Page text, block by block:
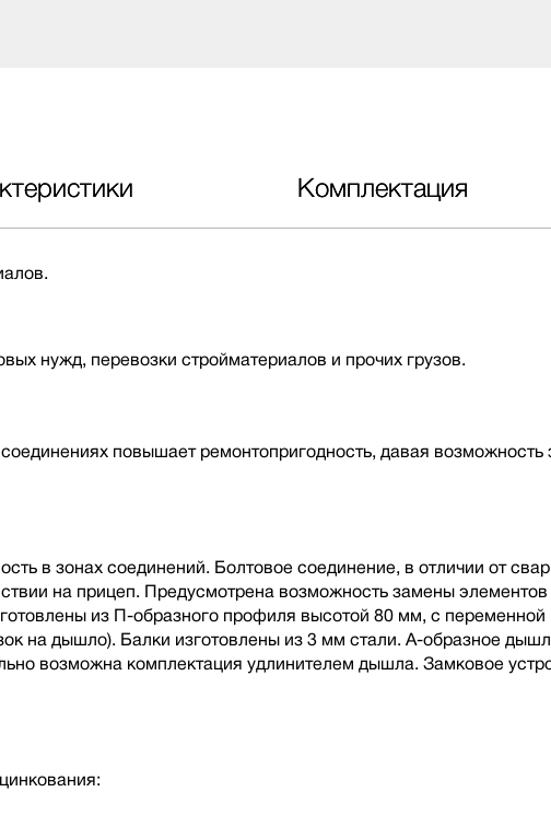
Комплектация
нужд, перевозки стройматериалов и прочих грузов.
повышает ремонтопригодность, давая
в зонах соединений. Болтовое соединение, в отличии от
на прицеп. Предусмотрена возможность замены
из П-образного профиля высотой 80 мм, с
на дышло). Балки изготовлены из 3 мм стали. А-образное
возможна комплектация удлинителем дышла. Замковое